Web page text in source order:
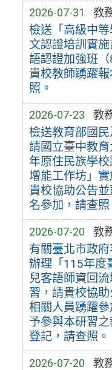
2026-07-31 教
檢送「高級中
文認證培訓實
語認證加強班
貴校教師踴躍
照。
2026-07-23 教
檢送教育部國
請國立臺中教
年原住民族學
增能工作坊」
貴校協助公告
名參加，請查照
2026-07-20 教
有關臺北市政
辦理「115年度
兒客語師資回
習，請貴校協
相關人員踴躍
予參與本研習
登記，請查照。
2026-07-20 教